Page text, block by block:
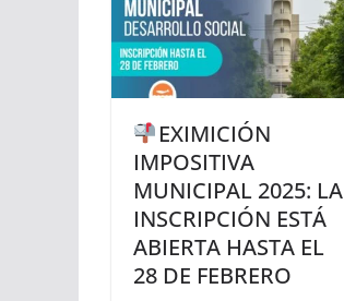
EXIMICIÓN
IMPOSITIVA
MUNICIPAL 2025: LA
INSCRIPCIÓN ESTÁ
ABIERTA HASTA EL
28 DE FEBRERO